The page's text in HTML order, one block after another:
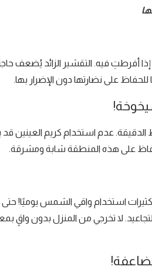
أفرطتِ فيه. التقشير الزائد يُضعف
على نضارتها دون الإضرار بها.
الدقيقة. عدم استخدام كريم العينين
على هذه المنطقة شابة ومشرقة.
الكثيرات استخدام واقي الشمس يوميًا!